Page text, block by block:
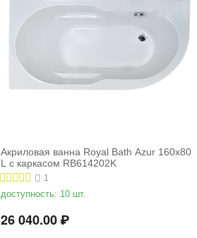
Акриловая ванна Royal Bath Azur 160x80
L с каркасом RB614202K
1
доступность: 10 шт.
26 040.00₽